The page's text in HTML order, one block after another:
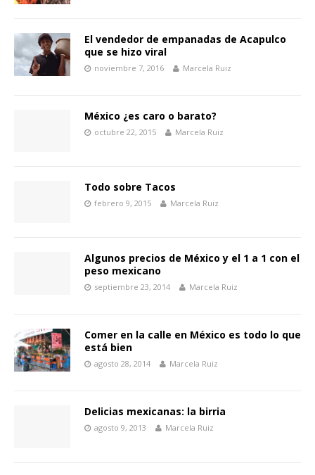
El vendedor de empanadas de Acapulco
que se hizo viral
noviembre 7, 2016 Marcela Ruiz
México ¿es caro o barato?
octubre 22, 2015 Marcela Ruiz
Todo sobre Tacos
febrero 9, 2015 Marcela Ruiz
Algunos precios de México y el 1 a 1 con el
peso mexicano
septiembre 23, 2014 Marcela Ruiz
Comer en la calle en México es todo lo que
está bien
agosto 28, 2014 Marcela Ruiz
Delicias mexicanas: la birria
agosto 9, 2013 Marcela Ruiz